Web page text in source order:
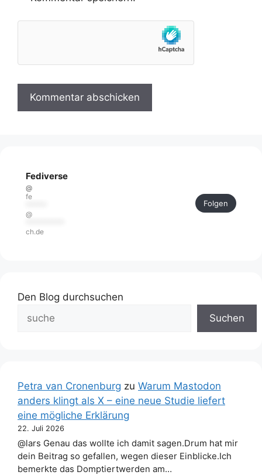
Fediverse
@
fe
@
ch.de
Folgen
Den Blog durchsuchen
Suchen
Petra van Cronenburg zu Warum Mastodon
anders klingt als X – eine neue Studie liefert
eine mögliche Erklärung
22. Juli 2026
@lars Genau das wollte ich damit sagen.Drum hat mir
dein Beitrag so gefallen, wegen dieser Einblicke.Ich
bemerkte das Domptiertwerden am…